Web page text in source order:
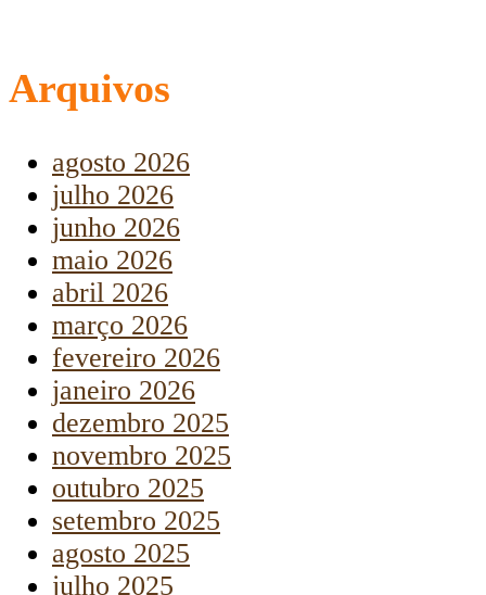
Arquivos
agosto 2026
julho 2026
junho 2026
maio 2026
abril 2026
março 2026
fevereiro 2026
janeiro 2026
dezembro 2025
novembro 2025
outubro 2025
setembro 2025
agosto 2025
julho 2025